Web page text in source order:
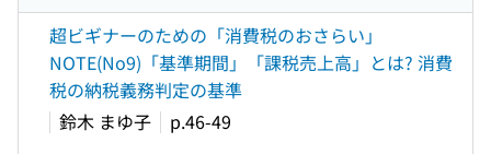
超ビギナーのための「消費税のおさらい」
NOTE(No9)「基準期間」「課税売上高」とは? 消費
税の納税義務判定の基準
鈴木 まゆ子
p.46-49